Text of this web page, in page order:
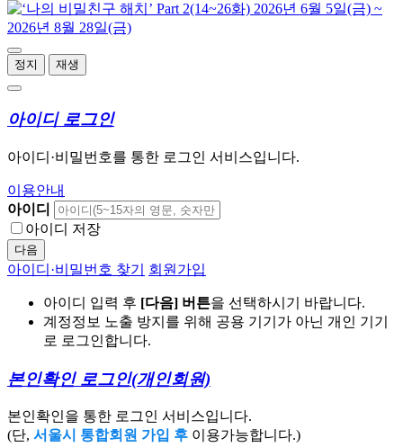
정지 재생
아이디 로그인
아이디·비밀번호를 통한 로그인 서비스입니다.
이용안내
아이디
아이디 저장
다음
아이디·비밀번호 찾기 회원가입
아이디 입력 후 [다음] 버튼을 선택하시기 바랍니다.
계정정보 노출 방지를 위해 공용 기기가 아닌 개인 기기
로 로그인합니다.
본인확인 로그인(개인회원)
본인확인을 통한 로그인 서비스입니다.
(단, 서울시 통합회원 가입 후 이용가능합니다.)